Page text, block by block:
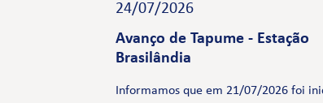
24/07/2026
Avanço de Tapume - Estação
Brasilândia
Informamos que em 21/07/2026 foi